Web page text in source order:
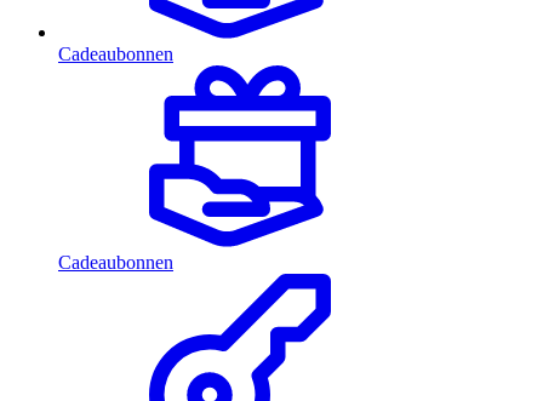
Cadeaubonnen
Cadeaubonnen